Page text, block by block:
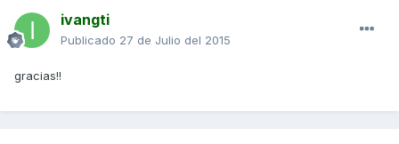
ivangti
Publicado 27 de Julio del 2015
gracias!!